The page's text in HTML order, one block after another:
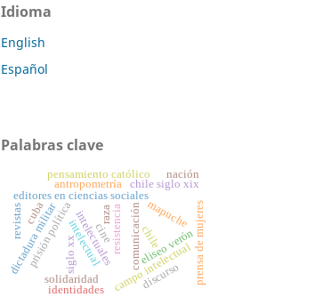
Idioma
English
Español
Palabras clave
intelectuales
editores en ciencias sociales
comunicacióneliseo verón
intelectual
prisión política
dictadura militar resistencia
campo intelectualprensa de mujeres
chile siglo xix
siglo xx chile
raza
antropometría
mapuche
pensamiento católico
revistas
nación
solidaridad
cuba
discurso
cine
identidades